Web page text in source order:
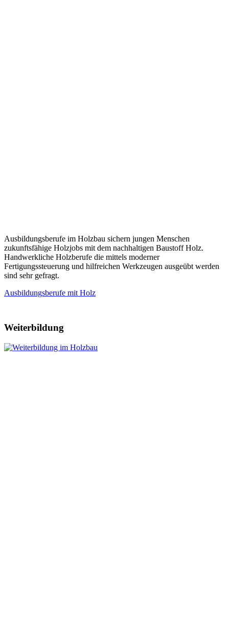
Ausbildungsberufe im Holzbau sichern jungen Menschen
zukunftsfähige Holzjobs mit dem nachhaltigen Baustoff Holz.
Handwerkliche Holzberufe die mittels moderner
Fertigungssteuerung und hilfreichen Werkzeugen ausgeübt werden
sind sehr gefragt.
Ausbildungsberufe mit Holz
Weiterbildung